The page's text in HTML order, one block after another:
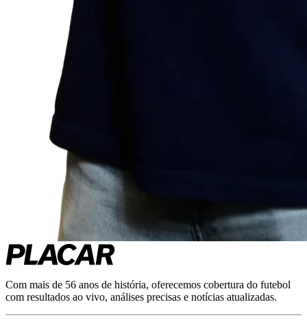
Com mais de 56 anos de história, oferecemos cobertura do futebol
com resultados ao vivo, análises precisas e notícias atualizadas.